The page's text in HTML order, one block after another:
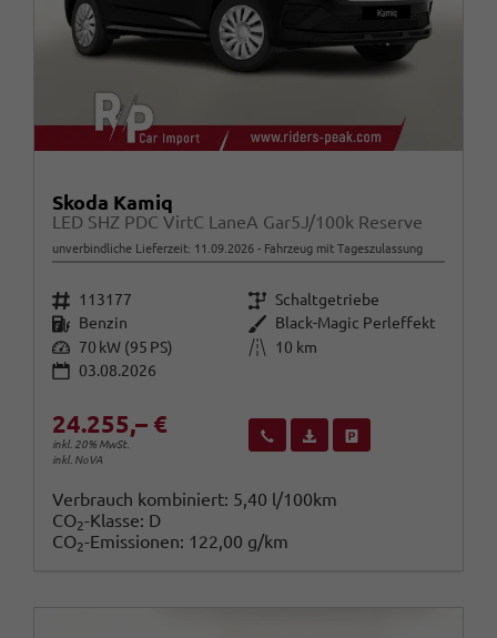
Skoda Kamiq
LED SHZ PDC VirtC LaneA Gar5J/100k Reserve
unverbindliche Lieferzeit: 11.09.2026 Fahrzeug mit Tageszulassung
Fahrzeugnr. 113177 Getriebe Schaltgetriebe
Kraftstoff Benzin Außenfarbe Black-Magic Perleffekt
Leistung 70 kW (95 PS) Kilometerstand
10 km
03.08.2026
24.255,– €
inkl. 20% MwSt.
inkl. NoVA
Wir rufen Sie anFahrzeugexposé (PDF)
Verbrauch kombiniert: 5,40 l/100km
CO2-Klasse: D
CO2-Emissionen: 122,00 g/km